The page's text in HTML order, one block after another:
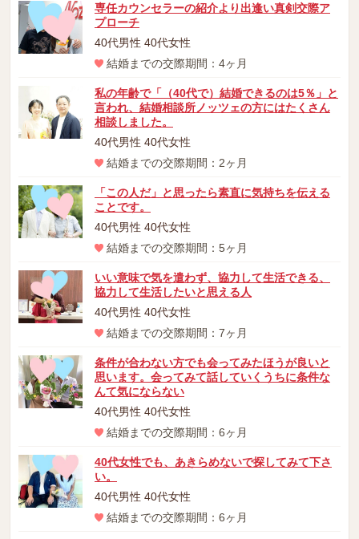
専任カウンセラーの紹介より出逢い真剣交際ア
プローチ
40代男性 40代女性
結婚までの交際期間：4ヶ月
私の年齢で「（40代で）結婚できるのは5％」と
言われ、結婚相談所ノッツェの方にはたくさん
相談しました。
40代男性 40代女性
結婚までの交際期間：2ヶ月
「この人だ」と思ったら素直に気持ちを伝える
ことです。
40代男性 40代女性
結婚までの交際期間：5ヶ月
いい意味で気を遣わず、協力して生活できる、
協力して生活したいと思える人
40代男性 40代女性
結婚までの交際期間：7ヶ月
条件が合わない方でも会ってみたほうが良いと
思います。会ってみて話していくうちに条件な
んて気にならない
40代男性 40代女性
結婚までの交際期間：6ヶ月
40代女性でも、あきらめないで探してみて下さ
い。
40代男性 40代女性
結婚までの交際期間：6ヶ月